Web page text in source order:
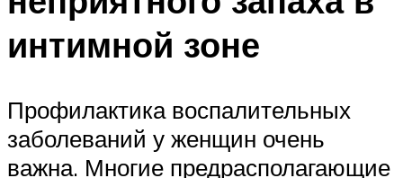
интимной зоне
Профилактика воспалительных
заболеваний у женщин очень
важна. Многие предрасполагающие